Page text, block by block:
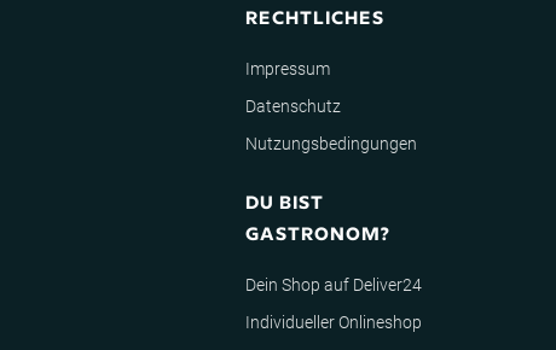
RECHTLICHES
Impressum
Datenschutz
Nutzungsbedingungen
DU BIST
GASTRONOM?
Dein Shop auf Deliver24
Individueller Onlineshop